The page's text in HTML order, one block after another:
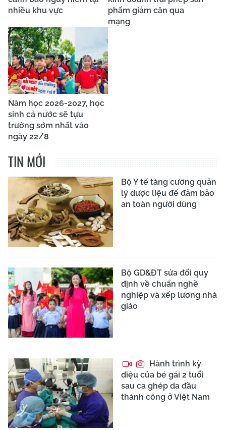
nhiều khu vực
phẩm giảm cân qua
mạng
Năm học 2026-2027, học
sinh cả nước sẽ tựu
trường sớm nhất vào
ngày 22/8
TIN MỚI
Bộ Y tế tăng cường quản
lý dược liệu để đảm bảo
an toàn người dùng
Bộ GD&ĐT sửa đổi quy
định về chuẩn nghề
nghiệp và xếp lương nhà
giáo
Hành trình kỳ
diệu của bé gái 2 tuổi
sau ca ghép da đầu
thành công ở Việt Nam